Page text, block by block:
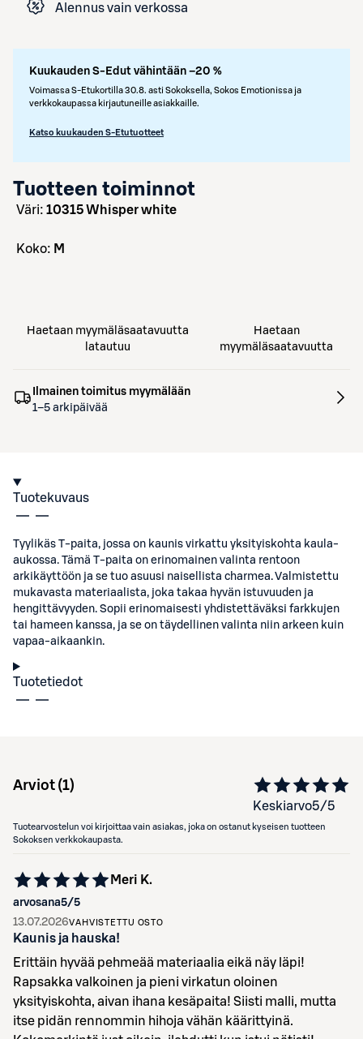
Alennus vain verkossa
Kuukauden S-Edut vähintään –20 %
Voimassa S-Etukortilla 30.8. asti Sokoksella, Sokos Emotionissa ja
verkkokaupassa kirjautuneille asiakkaille.
Katso kuukauden S-Etutuotteet
Tuotteen toiminnot
väri: 10315 Whisper white
koko: M
Haetaan myymäläsaatavuutta
latautuu
Haetaan
myymäläsaatavuutta
Ilmainen toimitus myymälään
1–5 arkipäivää
Tuotekuvaus
Tyylikäs T-paita, jossa on kaunis virkattu yksityiskohta kaula-
aukossa. Tämä T-paita on erinomainen valinta rentoon
arkikäyttöön ja se tuo asuusi naisellista charmea. Valmistettu
mukavasta materiaalista, joka takaa hyvän istuvuuden ja
hengittävyyden. Sopii erinomaisesti yhdistettäväksi farkkujen
tai hameen kanssa, ja se on täydellinen valinta niin arkeen kuin
vapaa-aikaankin.
Tuotetiedot
Arviot (1)
Keskiarvo5/5
Tuotearvostelun voi kirjoittaa vain asiakas, joka on ostanut kyseisen tuotteen
Sokoksen verkkokaupasta.
arvosana5/5
Meri K.
13.07.2026VAHVISTETTU OSTO
Kaunis ja hauska!
Erittäin hyvää pehmeää materiaalia eikä näy läpi!
Rapsakka valkoinen ja pieni virkatun oloinen
yksityiskohta, aivan ihana kesäpaita! Siisti malli, mutta
itse pidän rennommin hihoja vähän käärittyinä.